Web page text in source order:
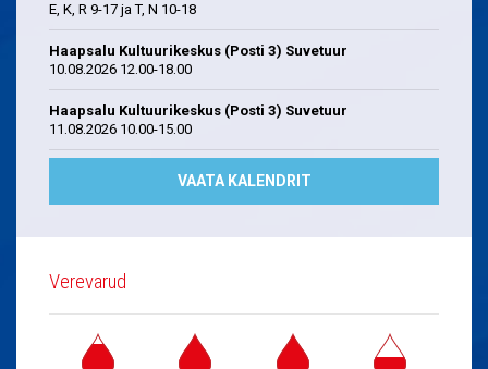
E, K, R 9-17 ja T, N 10-18
Haapsalu Kultuurikeskus (Posti 3) Suvetuur
10.08.2026 12.00-18.00
Haapsalu Kultuurikeskus (Posti 3) Suvetuur
11.08.2026 10.00-15.00
VAATA KALENDRIT
Verevarud